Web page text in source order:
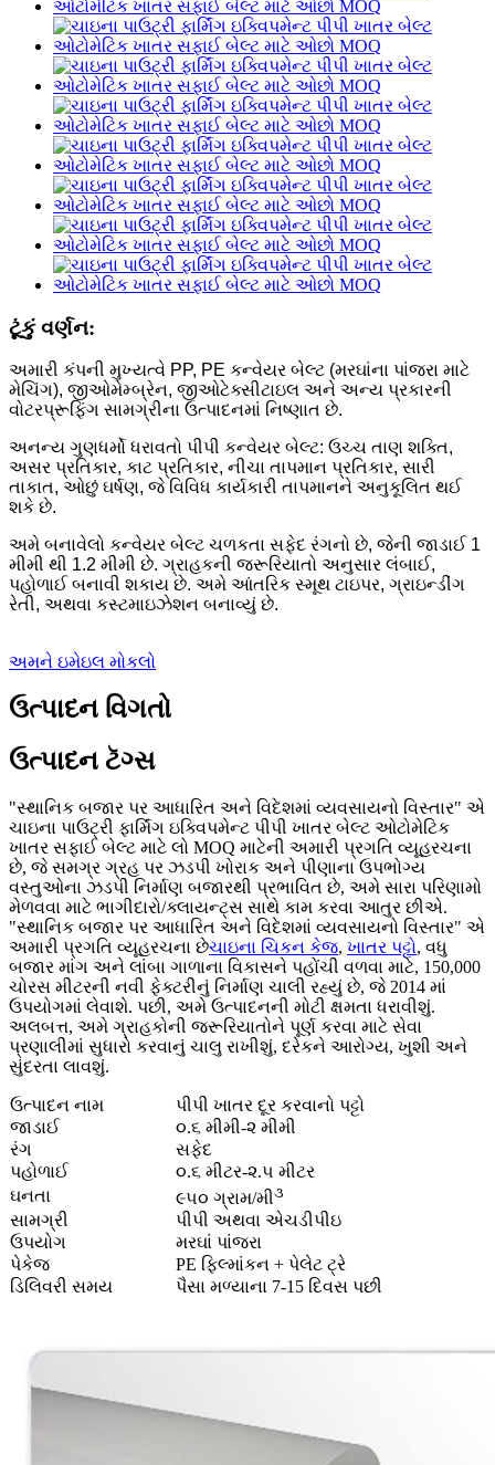
ટૂંકું વર્ણન:
અમારી કંપની મુખ્યત્વે PP, PE કન્વેયર બેલ્ટ (મરઘાંના પાંજરા માટે
મેચિંગ), જીઓમેમ્બ્રેન, જીઓટેક્સીટાઇલ અને અન્ય પ્રકારની
વોટરપ્રૂફિંગ સામગ્રીના ઉત્પાદનમાં નિષ્ણાત છે.
અનન્ય ગુણધર્મો ધરાવતો પીપી કન્વેયર બેલ્ટ: ઉચ્ચ તાણ શક્તિ,
અસર પ્રતિકાર, કાટ પ્રતિકાર, નીચા તાપમાન પ્રતિકાર, સારી
તાકાત, ઓછું ઘર્ષણ, જે વિવિધ કાર્યકારી તાપમાનને અનુકૂલિત થઈ
શકે છે.
અમે બનાવેલો કન્વેયર બેલ્ટ ચળકતા સફેદ રંગનો છે, જેની જાડાઈ 1
મીમી થી 1.2 મીમી છે. ગ્રાહકની જરૂરિયાતો અનુસાર લંબાઈ,
પહોળાઈ બનાવી શકાય છે. અમે આંતરિક સ્મૂથ ટાઇપર, ગ્રાઇન્ડીંગ
રેતી, અથવા કસ્ટમાઇઝેશન બનાવ્યું છે.
અમને ઇમેઇલ મોકલો
ઉત્પાદન વિગતો
ઉત્પાદન ટૅગ્સ
"સ્થાનિક બજાર પર આધારિત અને વિદેશમાં વ્યવસાયનો વિસ્તાર" એ
ચાઇના પાઉટ્રી ફાર્મિંગ ઇક્વિપમેન્ટ પીપી ખાતર બેલ્ટ ઓટોમેટિક
ખાતર સફાઈ બેલ્ટ માટે લો MOQ માટેની અમારી પ્રગતિ વ્યૂહરચના
છે, જે સમગ્ર ગ્રહ પર ઝડપી ખોરાક અને પીણાના ઉપભોગ્ય
વસ્તુઓના ઝડપી નિર્માણ બજારથી પ્રભાવિત છે, અમે સારા પરિણામો
મેળવવા માટે ભાગીદારો/ક્લાયન્ટ્સ સાથે કામ કરવા આતુર છીએ.
"સ્થાનિક બજાર પર આધારિત અને વિદેશમાં વ્યવસાયનો વિસ્તાર" એ
અમારી પ્રગતિ વ્યૂહરચના છેચાઇના ચિકન કેજ, ખાતર પટ્ટો, વધુ
બજાર માંગ અને લાંબા ગાળાના વિકાસને પહોંચી વળવા માટે, 150,000
ચોરસ મીટરની નવી ફેક્ટરીનું નિર્માણ ચાલી રહ્યું છે, જે 2014 માં
ઉપયોગમાં લેવાશે. પછી, અમે ઉત્પાદનની મોટી ક્ષમતા ધરાવીશું.
અલબત્ત, અમે ગ્રાહકોની જરૂરિયાતોને પૂર્ણ કરવા માટે સેવા
પ્રણાલીમાં સુધારો કરવાનું ચાલુ રાખીશું, દરેકને આરોગ્ય, ખુશી અને
સુંદરતા લાવશું.
ઉત્પાદન નામ
પીપી ખાતર દૂર કરવાનો પટ્ટો
જાડાઈ
૦.૬ મીમી-૨ મીમી
રંગ
સફેદ
પહોળાઈ
૦.૬ મીટર-૨.૫ મીટર
ઘનતા
૯૫૦ ગ્રામ/મી૩
સામગ્રી
પીપી અથવા એચડીપીઇ
ઉપયોગ
મરઘાં પાંજરા
પેકેજ
PE ફિલ્માંકન + પેલેટ ટ્રે
ડિલિવરી સમય
પૈસા મળ્યાના 7-15 દિવસ પછી